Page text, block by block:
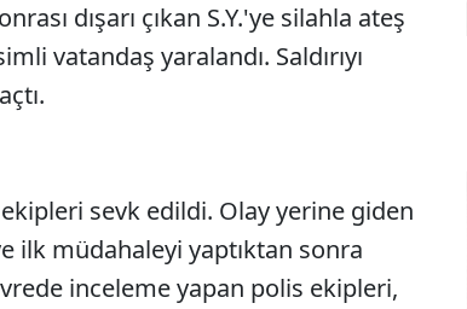
dışarı çıkan S.Y.'ye silahla ateş
vatandaş yaralandı. Saldırıyı
ekipleri sevk edildi. Olay yerine giden
ilk müdahaleyi yaptıktan sonra
inceleme yapan polis ekipleri,